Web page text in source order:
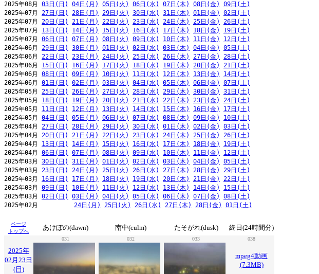
2025年08月 03日(日) 04日(月) 05日(火) 06日(水) 07日(木) 08日(金)
09日(土)
2025年07月 27日(日) 28日(月) 29日(火) 30日(水) 31日(木) 01日(金)
02日(土)
2025年07月 20日(日) 21日(月) 22日(火) 23日(水) 24日(木) 25日(金)
26日(土)
2025年07月 13日(日) 14日(月) 15日(火) 16日(水) 17日(木) 18日(金)
19日(土)
2025年07月 06日(日) 07日(月) 08日(火) 09日(水) 10日(木) 11日(金)
12日(土)
2025年06月 29日(日) 30日(月) 01日(火) 02日(水) 03日(木) 04日(金)
05日(土)
2025年06月 22日(日) 23日(月) 24日(火) 25日(水) 26日(木) 27日(金)
28日(土)
2025年06月 15日(日) 16日(月) 17日(火) 18日(水) 19日(木) 20日(金)
21日(土)
2025年06月 08日(日) 09日(月) 10日(火) 11日(水) 12日(木) 13日(金)
14日(土)
2025年06月 01日(日) 02日(月) 03日(火) 04日(水) 05日(木) 06日(金)
07日(土)
2025年05月 25日(日) 26日(月) 27日(火) 28日(水) 29日(木) 30日(金)
31日(土)
2025年05月 18日(日) 19日(月) 20日(火) 21日(水) 22日(木) 23日(金)
24日(土)
2025年05月 11日(日) 12日(月) 13日(火) 14日(水) 15日(木) 16日(金)
17日(土)
2025年05月 04日(日) 05日(月) 06日(火) 07日(水) 08日(木) 09日(金)
10日(土)
2025年04月 27日(日) 28日(月) 29日(火) 30日(水) 01日(木) 02日(金)
03日(土)
2025年04月 20日(日) 21日(月) 22日(火) 23日(水) 24日(木) 25日(金)
26日(土)
2025年04月 13日(日) 14日(月) 15日(火) 16日(水) 17日(木) 18日(金)
19日(土)
2025年04月 06日(日) 07日(月) 08日(火) 09日(水) 10日(木) 11日(金)
12日(土)
2025年03月 30日(日) 31日(月) 01日(火) 02日(水) 03日(木) 04日(金)
05日(土)
2025年03月 23日(日) 24日(月) 25日(火) 26日(水) 27日(木) 28日(金)
29日(土)
2025年03月 16日(日) 17日(月) 18日(火) 19日(水) 20日(木) 21日(金)
22日(土)
2025年03月 09日(日) 10日(月) 11日(火) 12日(水) 13日(木) 14日(金)
15日(土)
2025年03月 02日(日) 03日(月) 04日(火) 05日(水) 06日(木) 07日(金)
08日(土)
2025年02月 24日(月) 25日(火) 26日(水) 27日(木) 28日(金) 01日(土)
ページ
トップへ
あけぼの(dawn) 南中(culm) たそがれ(dusk) 終日(24時間分)
031 032 033 038
2025年
02月23日
(日)
mpeg4動画
(7.3MB)